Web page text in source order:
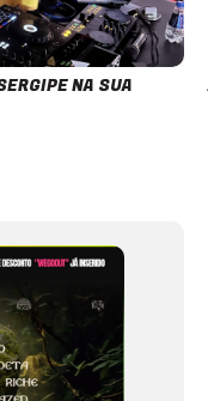
NA SUA